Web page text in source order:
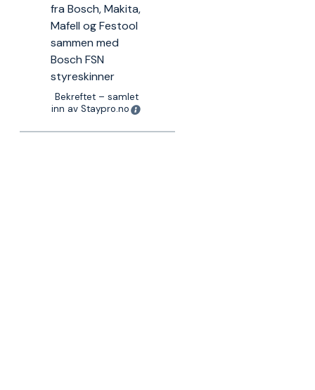
fra Bosch, Makita,
Mafell og Festool
sammen med
Bosch FSN
styreskinner
Bekreftet – samlet
inn av Staypro.no